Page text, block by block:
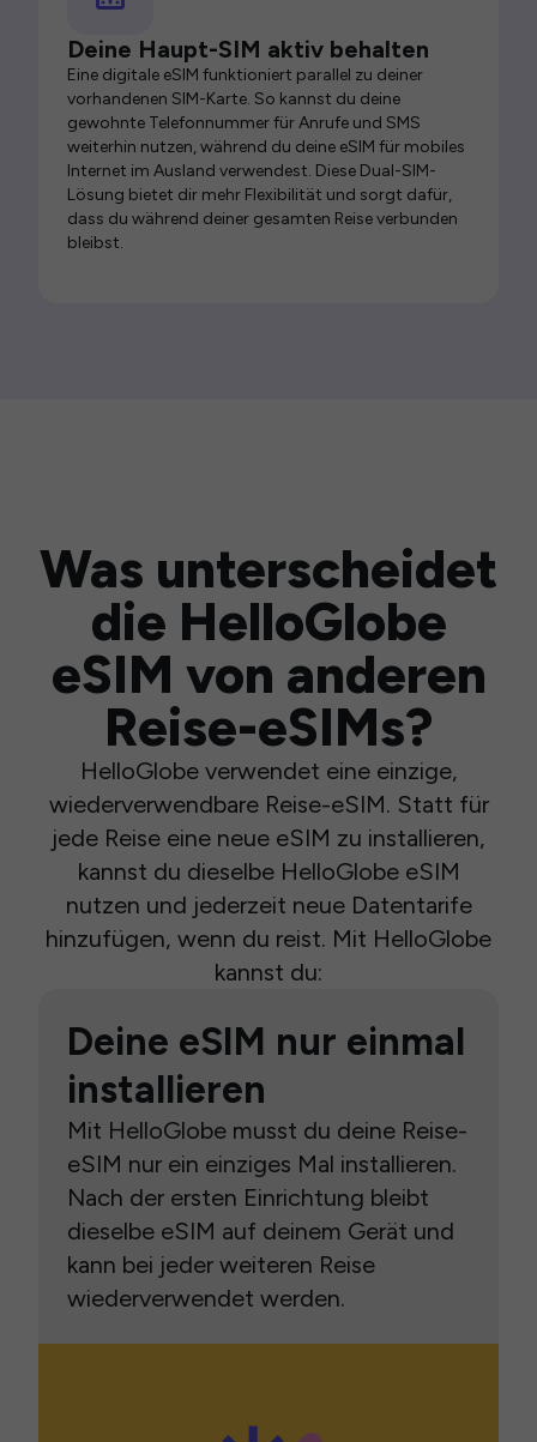
Deine Haupt-SIM aktiv behalten
Eine digitale eSIM funktioniert parallel zu deiner
vorhandenen SIM-Karte. So kannst du deine
gewohnte Telefonnummer für Anrufe und SMS
weiterhin nutzen, während du deine eSIM für mobiles
Internet im Ausland verwendest. Diese Dual-SIM-
Lösung bietet dir mehr Flexibilität und sorgt dafür,
dass du während deiner gesamten Reise verbunden
bleibst.
Was unterscheidet
die HelloGlobe
eSIM von anderen
Reise-eSIMs?
HelloGlobe verwendet eine einzige,
wiederverwendbare Reise-eSIM. Statt für
jede Reise eine neue eSIM zu installieren,
kannst du dieselbe HelloGlobe eSIM
nutzen und jederzeit neue Datentarife
hinzufügen, wenn du reist. Mit HelloGlobe
kannst du:
Deine eSIM nur einmal
installieren
Mit HelloGlobe musst du deine Reise-
eSIM nur ein einziges Mal installieren.
Nach der ersten Einrichtung bleibt
dieselbe eSIM auf deinem Gerät und
kann bei jeder weiteren Reise
wiederverwendet werden.